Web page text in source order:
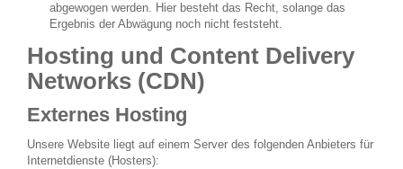
abgewogen werden. Hier besteht das Recht, solange das
Ergebnis der Abwägung noch nicht feststeht.
Hosting und Content Delivery
Networks (CDN)
Externes Hosting
Unsere Website liegt auf einem Server des folgenden Anbieters für
Internetdienste (Hosters):